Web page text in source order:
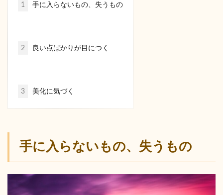
1 手に入らないもの、失うもの
2 良い点ばかりが目につく
3 美化に気づく
手に入らないもの、失うもの